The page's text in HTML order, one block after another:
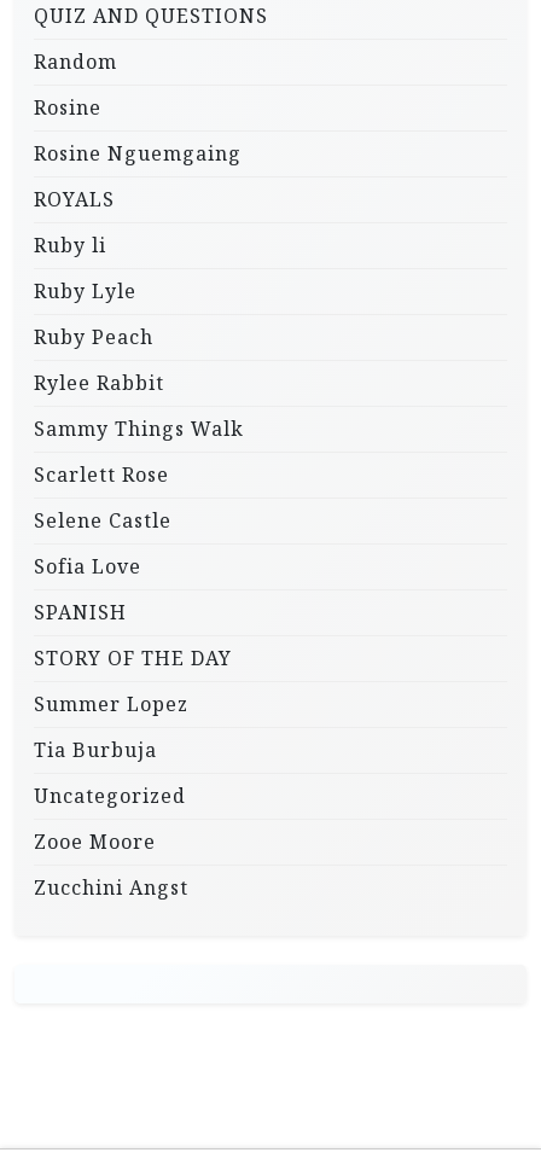
QUIZ AND QUESTIONS
Random
Rosine
Rosine Nguemgaing
ROYALS
Ruby li
Ruby Lyle
Ruby Peach
Rylee Rabbit
Sammy Things Walk
Scarlett Rose
Selene Castle
Sofia Love
SPANISH
STORY OF THE DAY
Summer Lopez
Tia Burbuja
Uncategorized
Zooe Moore
Zucchini Angst